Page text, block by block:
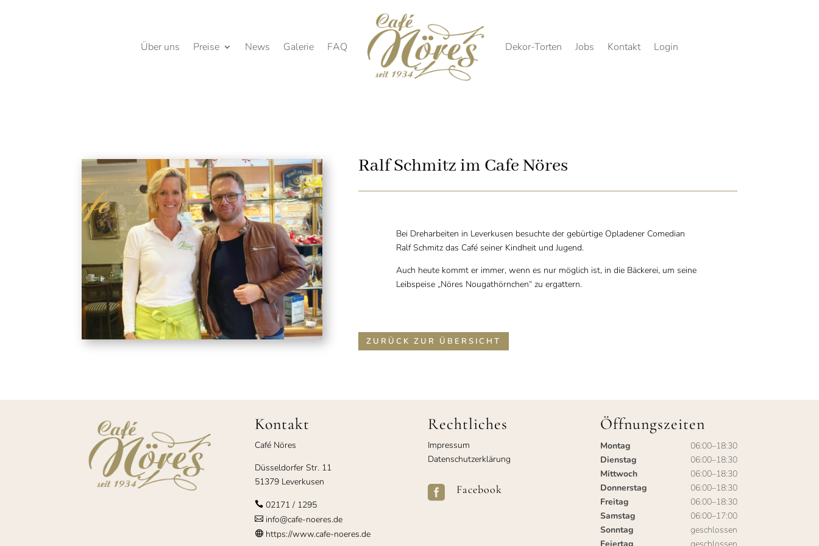
Über uns Preise News Galerie FAQ Dekor-Torten Jobs Kontakt Login
Ralf Schmitz im Cafe Nöres
Bei Dreharbeiten in Leverkusen besuchte der gebürtige Opladener Comedian
Ralf Schmitz das Café seiner Kindheit und Jugend.
Auch heute kommt er immer, wenn es nur möglich ist, in die Bäckerei, um seine
Leibspeise „Nöres Nougathörnchen“ zu ergattern.
ZURÜCK ZUR ÜBERSICHT
Kontakt
Café Nöres
Düsseldorfer Str. 11
51379 Leverkusen
 02171 / 1295
info@cafe-noeres.de
https://www.cafe-noeres.de
Rechtliches
Impressum
Datenschutzerklärung
 Facebook
Öffnungszeiten
Montag
06:00–18:30
Dienstag
06:00–18:30
Mittwoch
06:00–18:30
Donnerstag
06:00–18:30
Freitag
06:00–18:30
Samstag
06:00–17:00
Sonntag
geschlossen
Feiertag
geschlossen